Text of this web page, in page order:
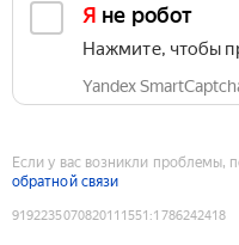
Я не робот
Нажмите, чтобы
Yandex
Если у вас возникли проблемы,
обратной связи
9192235070820111551 :1786242418